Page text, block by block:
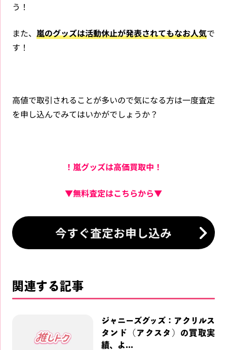
う！
また、 嵐のグッズは活動休止が発表されてもなお人気で
す！
高値で取引されることが多いので気になる方は一度査定
を申し込んでみてはいかがでしょうか？
！嵐グッズは高価買取中！
▼無料査定はこちらから▼
今すぐ査定お申し込み
関連する記事
ジャニーズグッズ：アクリルス
タンド（アクスタ）の買取実
績、よ...